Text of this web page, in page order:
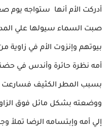
أدركت الأم أنها ستواجه يوم
صبت السماء سيولها علي
بيوتهم وإنزوت الأم في زاوية
أمه نظرة حائرة وأندس في
بسبب المطر الكثيف فسارعت
ووضعته بشكل مائل فوق
إلي أمه وإبتسامه الرضا تملأ